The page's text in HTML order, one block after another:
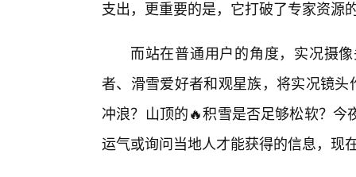
支出，更重要的是，它打破了专家资源
而站在普通用户的角度，实况摄
者、滑雪爱好者和观星族，将实况镜
冲浪？山顶的🔥积雪是否足够松软？
运气或询问当地人才能获得的信息，现